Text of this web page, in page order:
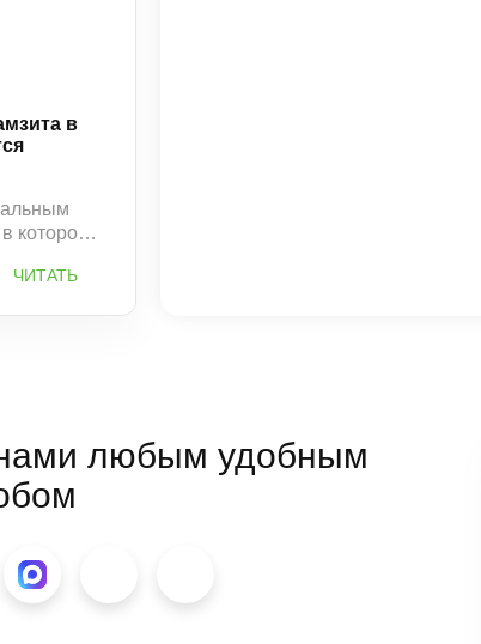
в
котором
ЧИТАТЬ
любым удобным